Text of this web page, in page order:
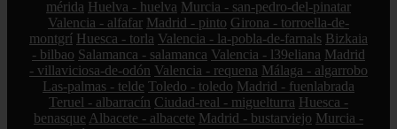
mérida Huelva - huelva Murcia - san-pedro-del-pinatar
Valencia - alfafar Madrid - pinto Girona - torroella-de-
montgrí Huesca - torla Valencia - la-pobla-de-farnals Bizkaia
- bilbao Salamanca - salamanca Valencia - l39eliana Madrid
- villaviciosa-de-odón Valencia - requena Málaga - algarrobo
Las-palmas - telde Toledo - toledo Madrid - fuenlabrada
Teruel - albarracín Ciudad-real - miguelturra Huesca -
benasque Albacete - albacete Madrid - bustarviejo Murcia -